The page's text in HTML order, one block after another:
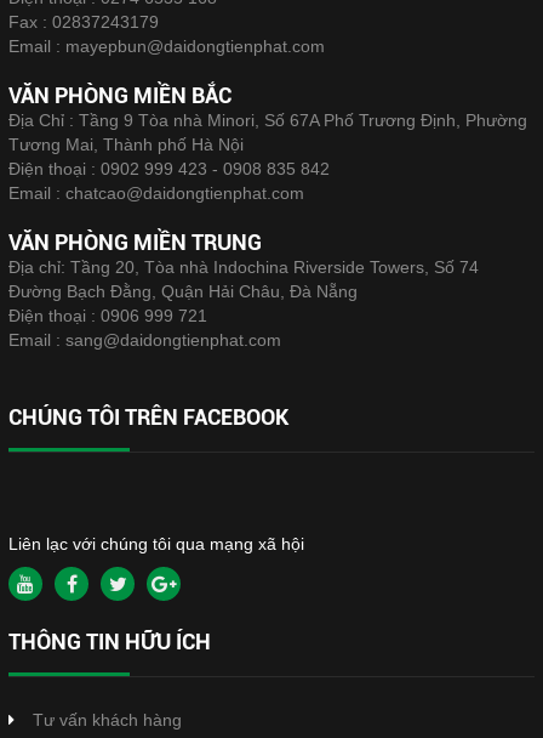
Fax : 02837243179
Email : mayepbun@daidongtienphat.com
VĂN PHÒNG MIỀN BẮC
Địa Chỉ : Tầng 9 Tòa nhà Minori, Số 67A Phố Trương Định, Phường
Tương Mai, Thành phố Hà Nội
Điện thoại : 0902 999 423 - 0908 835 842
Email : chatcao@daidongtienphat.com
VĂN PHÒNG MIỀN TRUNG
Địa chỉ: Tầng 20, Tòa nhà Indochina Riverside Towers, Số 74
Đường Bạch Đằng, Quận Hải Châu, Đà Nẵng
Điện thoại : 0906 999 721
Email : sang@daidongtienphat.com
CHÚNG TÔI TRÊN FACEBOOK
Liên lạc với chúng tôi qua mạng xã hội
THÔNG TIN HỮU ÍCH
Tư vấn khách hàng